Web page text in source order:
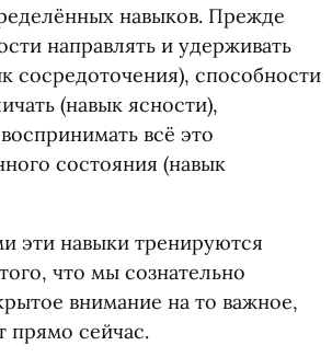
навыков. Прежде
направлять и удерживать
сосредоточения), способности
(навык ясности),
всё это
состояния (навык
эти навыки тренируются
что мы сознательно
внимание на то важное,
прямо сейчас.